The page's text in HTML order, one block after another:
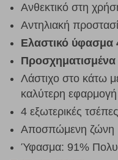
Ανθεκτικό στη
Αντηλιακή
Ελαστικό ύφασμα
Προσχηματισμένα
Λάστιχο στο κάτω
καλύτερη εφαρμογή
4 εξωτερικές
Αποσπώμενη ζώνη
Ύφασμα: 91%